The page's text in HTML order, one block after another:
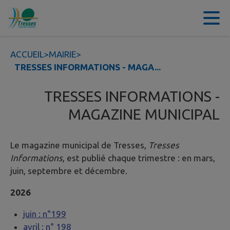
Contenu
ACCUEIL>MAIRIE>
TRESSES INFORMATIONS - MAGA...
TRESSES INFORMATIONS -
MAGAZINE MUNICIPAL
Le magazine municipal de Tresses, Tresses
Informations, est publié chaque trimestre : en mars,
juin, septembre et décembre.
2026
juin : n°199
avril : n° 198